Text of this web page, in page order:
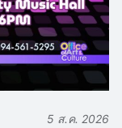
5 ส.ค. 2026